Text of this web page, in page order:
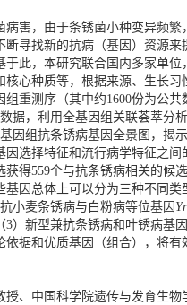
，由于条锈菌小种变异频繁
寻找新的抗病（基因）资源
此，本研究联合国内多家单
心种质等，根据来源、生长
组重测序（其中约1600份为公
据，利用全基因组关联荟萃分
因组抗条锈病基因全景图，揭
因选择特征和流行病学特征之
得559个与抗条锈病相关的候
因总体上可以分为三种不同类
小麦条锈病与白粉病等位基因
）新型兼抗条锈病和叶锈病基因
据和优质基因（组合），将
中国科学院遗传与发育生物